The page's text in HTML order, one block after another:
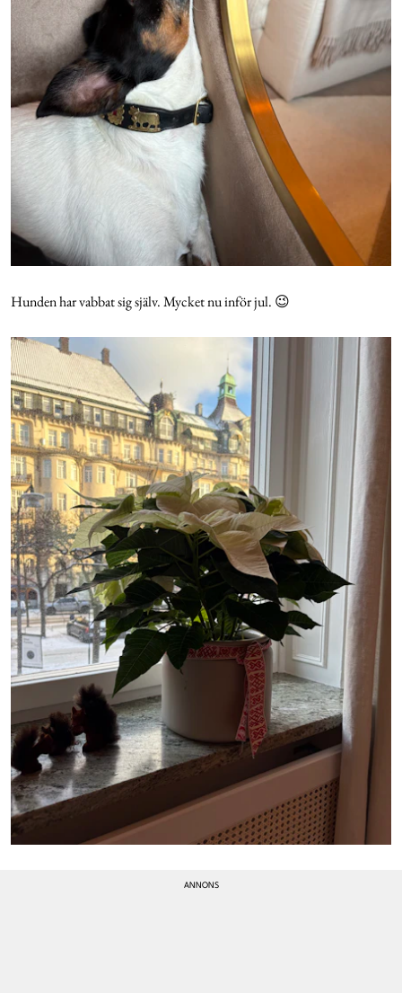
Hunden har vabbat sig själv. Mycket nu inför jul. 😉